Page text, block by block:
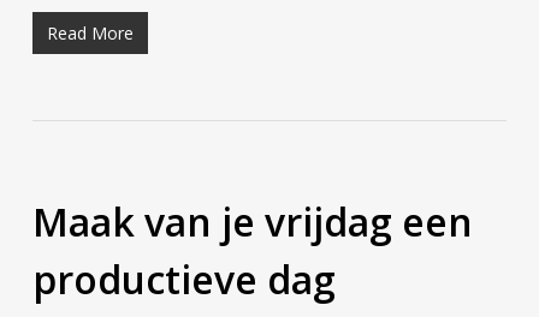
Read More
Maak van je vrijdag een
productieve dag